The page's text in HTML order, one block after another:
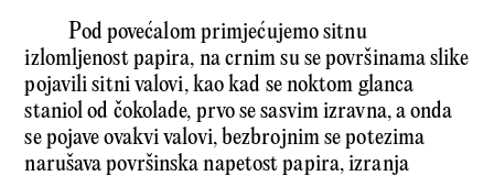
Pod povećalom primjećujemo sitnu
izlomljenost papira, na crnim su se površinama slike
pojavili sitni valovi, kao kad se noktom glanca
staniol od čokolade, prvo se sasvim izravna, a onda
se pojave ovakvi valovi, bezbrojnim se potezima
narušava površinska napetost papira, izranja